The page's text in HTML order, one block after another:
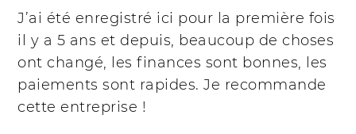
J’ai été enregistré ici pour la première fois
il y a 5 ans et depuis, beaucoup de choses
ont changé, les finances sont bonnes, les
paiements sont rapides. Je recommande
cette entreprise !